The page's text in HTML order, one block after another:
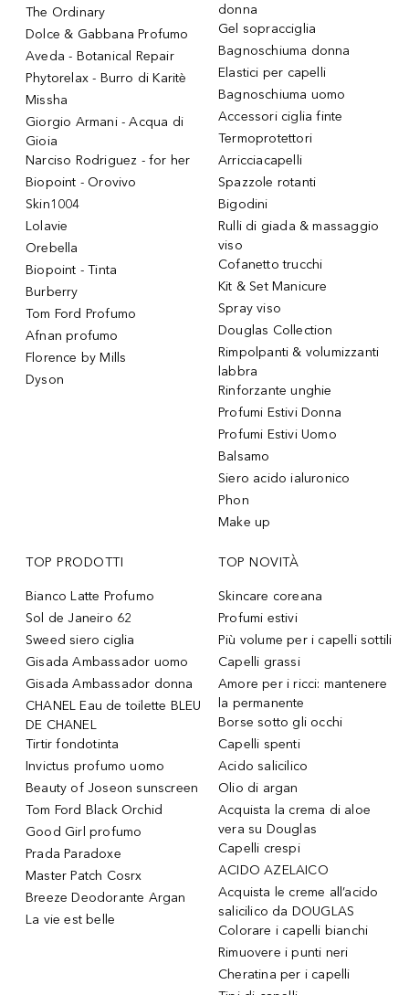
The Ordinary
Dolce & Gabbana Profumo
Aveda - Botanical Repair
Phytorelax - Burro di Karitè
Missha
Giorgio Armani - Acqua di
Gioia
Narciso Rodriguez - for her
Biopoint - Orovivo
Skin1004
Lolavie
Orebella
Biopoint - Tinta
Burberry
Tom Ford Profumo
Afnan profumo
Florence by Mills
Dyson
donna
Gel sopracciglia
Bagnoschiuma donna
Elastici per capelli
Bagnoschiuma uomo
Accessori ciglia finte
Termoprotettori
Arricciacapelli
Spazzole rotanti
Bigodini
Rulli di giada & massaggio
viso
Cofanetto trucchi
Kit & Set Manicure
Spray viso
Douglas Collection
Rimpolpanti & volumizzanti
labbra
Rinforzante unghie
Profumi Estivi Donna
Profumi Estivi Uomo
Balsamo
Siero acido ialuronico
Phon
Make up
TOP PRODOTTI
Bianco Latte Profumo
Sol de Janeiro 62
Sweed siero ciglia
Gisada Ambassador uomo
Gisada Ambassador donna
CHANEL Eau de toilette BLEU
DE CHANEL
Tirtir fondotinta
Invictus profumo uomo
Beauty of Joseon sunscreen
Tom Ford Black Orchid
Good Girl profumo
Prada Paradoxe
Master Patch Cosrx
Breeze Deodorante Argan
La vie est belle
TOP NOVITÀ
Skincare coreana
Profumi estivi
Più volume per i capelli sottili
Capelli grassi
Amore per i ricci: mantenere
la permanente
Borse sotto gli occhi
Capelli spenti
Acido salicilico
Olio di argan
Acquista la crema di aloe
vera su Douglas
Capelli crespi
ACIDO AZELAICO
Acquista le creme all’acido
salicilico da DOUGLAS
Colorare i capelli bianchi
Rimuovere i punti neri
Cheratina per i capelli